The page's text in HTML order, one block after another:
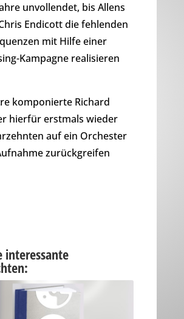
unvollendet, bis Allens
Endicott die fehlenden
mit Hilfe einer
Kampagne realisieren
komponierte Richard
hierfür erstmals wieder
auf ein Orchester
zurückgreifen
interessante